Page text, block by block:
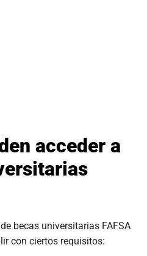
acceder a
becas universitarias FAFSA
con ciertos requisitos: